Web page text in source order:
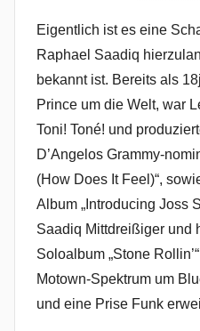
Eigentlich ist es eine
Raphael Saadiq
bekannt ist. Bereits als
Prince um die Welt, war
Toni! Toné! und
D’Angelos Grammy-
(How Does It Feel)“,
Album „Introducing Joss
Saadiq Mittdreißiger und
Soloalbum „Stone
Motown-Spektrum um
und eine Prise Funk